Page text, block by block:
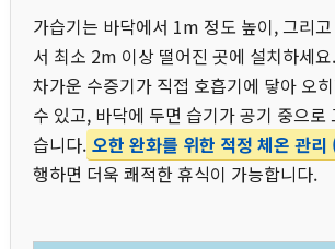
가습기는 바닥에서 1m 정도 높이, 그리
서 최소 2m 이상 떨어진 곳에 설치하세
차가운 수증기가 직접 호흡기에 닿아 오
수 있고, 바닥에 두면 습기가 공기 중으로
습니다. 오한 완화를 위한 적정 체온 관리
행하면 더욱 쾌적한 휴식이 가능합니다.